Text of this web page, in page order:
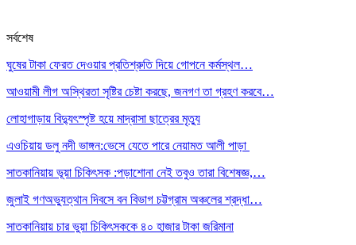
সর্বশেষ
ঘুষের টাকা ফেরত দেওয়ার প্রতিশ্রুতি দিয়ে গোপনে কর্মস্থল…
আওয়ামী লীগ অস্থিরতা সৃষ্টির চেষ্টা করছে, জনগণ তা গ্রহণ করবে…
লোহাগাড়ায় বিদ্যুৎস্পৃষ্ট হয়ে মাদ্রাসা ছাত্রের মৃত্যু
এওচিয়ায় ডলু নদী ভাঙ্গন:ভেসে যেতে পারে নেয়ামত আলী পাড়া
সাতকানিয়ায় ভূয়া চিকিৎসক :পড়াশোনা নেই তবুও তারা বিশেষজ্ঞ,…
জুলাই গণঅভ্যুত্থান দিবসে বন বিভাগ চট্টগ্রাম অঞ্চলের শ্রদ্ধা…
সাতকানিয়ায় চার ভুয়া চিকিৎসককে ৪০ হাজার টাকা জরিমানা